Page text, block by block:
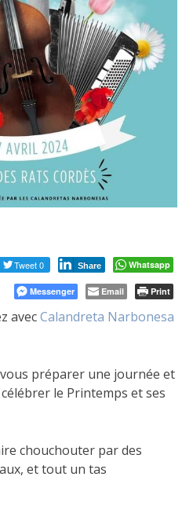
Tweet 0 Share Whatsapp
Messenger Email Print
avecCalandreta Narbonesa
préparer une journée et
le Printemps et ses
chouchouter par des
et tout un tas